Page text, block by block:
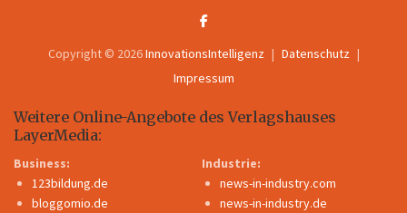
Copyright © 2026InnovationsIntelligenz
Datenschutz
Impressum
Weitere Online-Angebote des Verlagshauses
LayerMedia:
Business:
123bildung.de
bloggomio.de
Industrie:
news-in-industry.com
news-in-industry.de